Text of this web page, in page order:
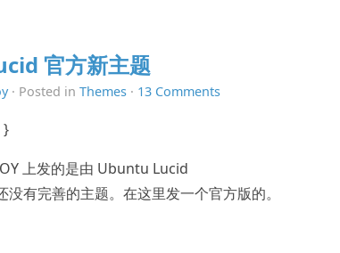
官方新主题
· Posted in Themes· 13 Comments
}
上发的是由 Ubuntu Lucid
没有完善的主题。在这里发一个官方版的。